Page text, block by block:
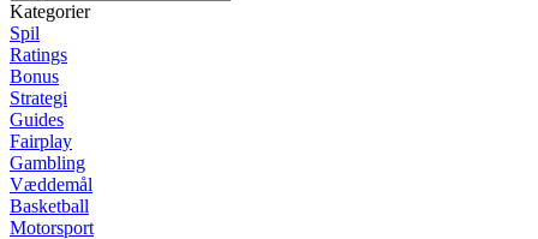
Kategorier
Spil
Ratings
Bonus
Strategi
Guides
Fairplay
Gambling
Væddemål
Basketball
Motorsport